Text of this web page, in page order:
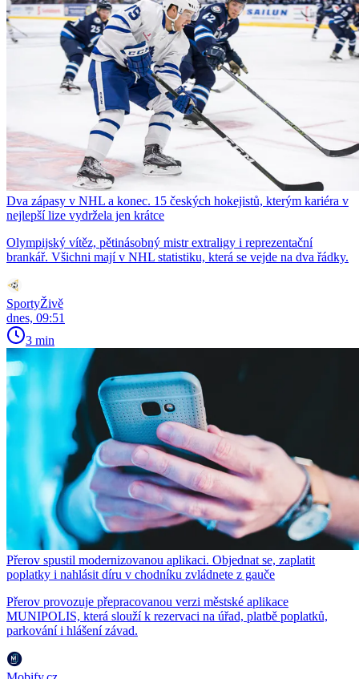
Dva zápasy v NHL a konec. 15 českých hokejistů, kterým kariéra v
nejlepší lize vydržela jen krátce
Olympijský vítěz, pětinásobný mistr extraligy i reprezentační
brankář. Všichni mají v NHL statistiku, která se vejde na dva řádky.
SportyŽivě
dnes, 09:51
3 min
Přerov spustil modernizovanou aplikaci. Objednat se, zaplatit
poplatky i nahlásit díru v chodníku zvládnete z gauče
Přerov provozuje přepracovanou verzi městské aplikace
MUNIPOLIS, která slouží k rezervaci na úřad, platbě poplatků,
parkování i hlášení závad.